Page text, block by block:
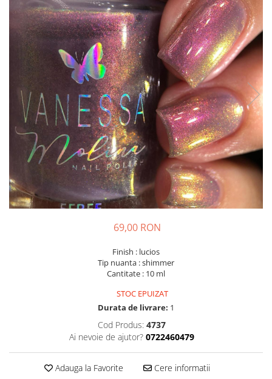
Phoenix Indie
69,00 RON
Finish : lucios
Tip nuanta : shimmer
Cantitate : 10 ml
STOC EPUIZAT
Durata de livrare: 1
Cod Produs: 4737
Ai nevoie de ajutor? 0722460479
Adauga la Favorite Cere informatii